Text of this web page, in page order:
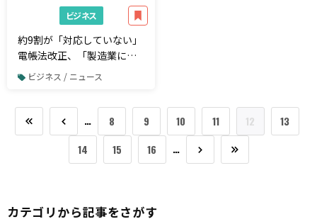
ビジネス
約9割が「対応していない」
電帳法改正、「製造業にお
ける電子帳簿保存法に関す
る実態調査」
ビジネス / ニュース
… 8 9 10 11 12
13
14
15 16 …
カテゴリから記事をさがす